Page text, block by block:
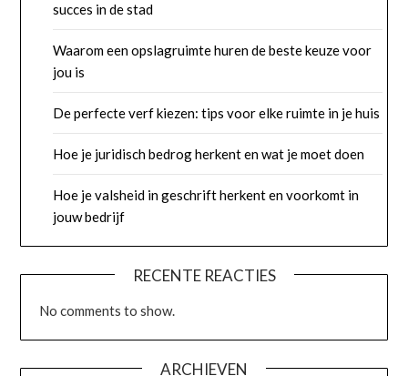
succes in de stad
Waarom een opslagruimte huren de beste keuze voor
jou is
De perfecte verf kiezen: tips voor elke ruimte in je huis
Hoe je juridisch bedrog herkent en wat je moet doen
Hoe je valsheid in geschrift herkent en voorkomt in
jouw bedrijf
RECENTE REACTIES
No comments to show.
ARCHIEVEN